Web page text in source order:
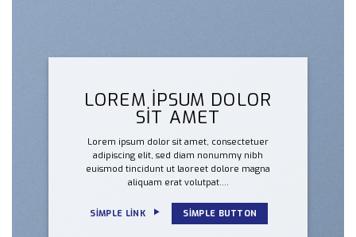
LOREM IPSUM DOLOR
SIT AMET
Lorem ipsum dolor sit amet, consectetuer
adipiscing elit, sed diam nonummy nibh
euismod tincidunt ut laoreet dolore magna
aliquam erat volutpat….
SIMPLE LINK SIMPLE BUTTON